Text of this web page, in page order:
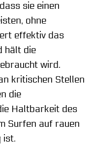
sie einen
ohne
effektiv das
hält die
wird.
kritischen Stellen
die
Haltbarkeit des
Surfen auf rauen
ist.